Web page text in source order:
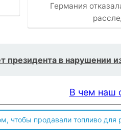
Германия
президента в нарушении
В чем наш
чтобы продавали топливо для